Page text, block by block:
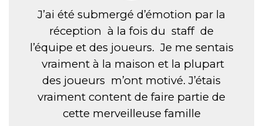
J’ai été submergé d’émotion par la
réception à la fois du staff de
l’équipe et des joueurs. Je me sentais
vraiment à la maison et la plupart
des joueurs m’ont motivé. J’étais
vraiment content de faire partie de
cette merveilleuse famille